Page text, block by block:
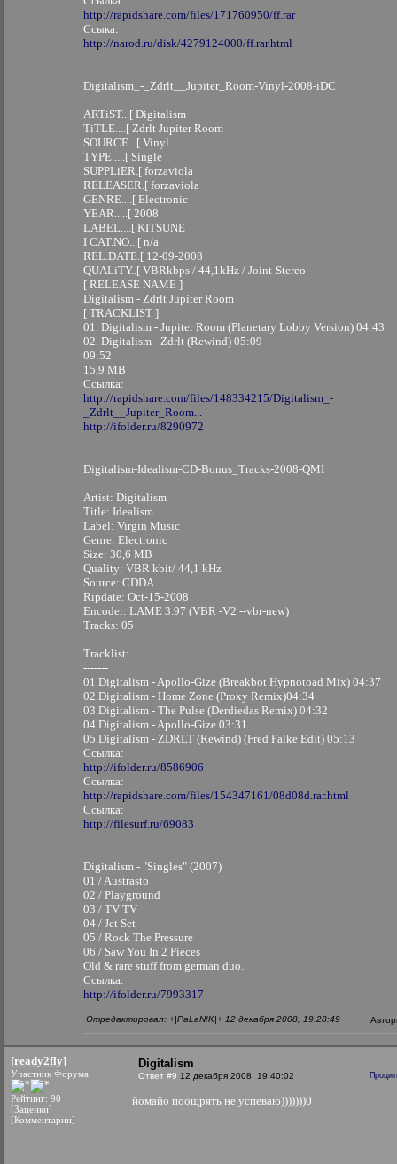
http://rapidshare.com/files/171760950/ff.rar
Ссыка:
http://narod.ru/disk/4279124000/ff.rar.html
Digitalism_-_Zdrlt__Jupiter_Room-Vinyl-2008-iDC
ARTiST...[ Digitalism
TiTLE....[ Zdrlt Jupiter Room
SOURCE...[ Vinyl
TYPE.....[ Single
SUPPLiER.[ forzaviola
RELEASER.[ forzaviola
GENRE....[ Electronic
YEAR.....[ 2008
LABEL....[ KITSUNE
І CAT.NO...[ n/a
REL.DATE.[ 12-09-2008
QUALiTY..[ VBRkbps / 44,1kHz / Joint-Stereo
[ RELEASE NAME ]
Digitalism - Zdrlt Jupiter Room
[ TRACKLIST ]
01. Digitalism - Jupiter Room (Planetary Lobby Version) 04:43
02. Digitalism - Zdrlt (Rewind) 05:09
09:52
15,9 MB
Ссылка:
http://rapidshare.com/files/148334215/Digitalism_-
_Zdrlt__Jupiter_Room...
http://ifolder.ru/8290972
Digitalism-Idealism-CD-Bonus_Tracks-2008-QMI
Artist: Digitalism
Title: Idealism
Label: Virgin Music
Genre: Electronic
Size: 30,6 MB
Quality: VBR kbit/ 44,1 kHz
Source: CDDA
Ripdate: Oct-15-2008
Encoder: LAME 3.97 (VBR -V2 --vbr-new)
Tracks: 05
Tracklist:
-------
01.Digitalism - Apollo-Gize (Breakbot Hypnotoad Mix) 04:37
02.Digitalism - Home Zone (Proxy Remix)04:34
03.Digitalism - The Pulse (Derdiedas Remix) 04:32
04.Digitalism - Apollo-Gize 03:31
05.Digitalism - ZDRLT (Rewind) (Fred Falke Edit) 05:13
Ссылка:
http://ifolder.ru/8586906
Ссылка:
http://rapidshare.com/files/154347161/08d08d.rar.html
Ссылка:
http://filesurf.ru/69083
Digitalism - "Singles" (2007)
01 / Austrasto
02 / Playground
03 / TV TV
04 / Jet Set
05 / Rock The Pressure
06 / Saw You In 2 Pieces
Old & rare stuff from german duo.
Ссылка:
http://ifolder.ru/7993317
Отредактировал: +|PaLaN!K|+ 12 декабря 2008, 19:28:49
[ready2fly]
Участник Форума
Рейтинг: 90
[Заценки]
[Комментарии]
Digitalism
Ответ #9 12 декабря 2008, 19:40:02
йомайо поощрять не успеваю)))))))0